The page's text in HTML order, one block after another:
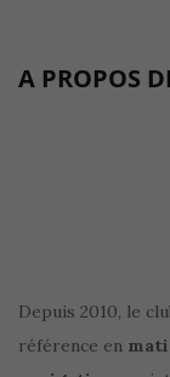
A PROPOS
Depuis 2010, le
référence en